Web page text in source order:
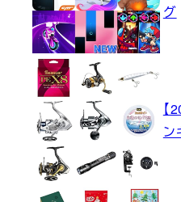
グ
【
ン